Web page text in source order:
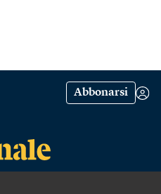
Abbonarsi